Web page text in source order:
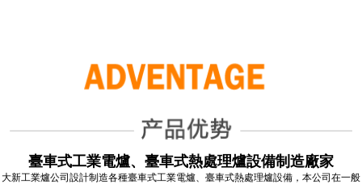
臺車式工業電爐、臺車式熱處理爐設備制造廠家
大新工業爐公司設計制造各種臺車式工業電爐、臺車式熱處理爐設備，本公司在一般